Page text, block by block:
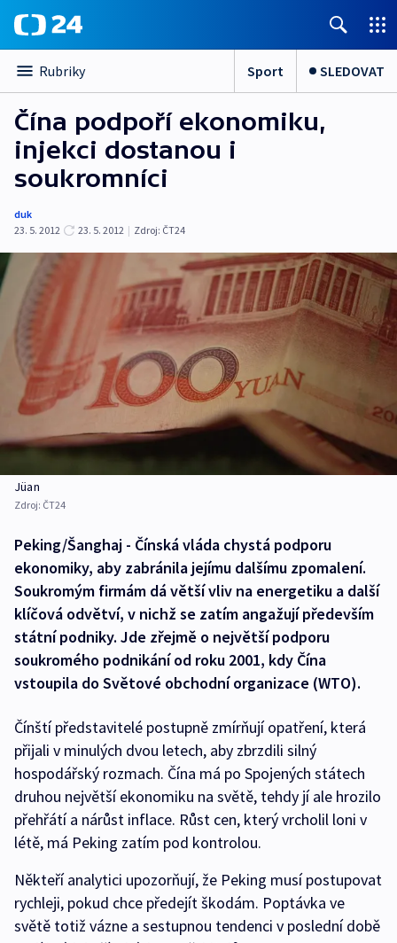
Rubriky Sport SLEDOVAT
Čína podpoří ekonomiku,
injekci dostanou i
soukromníci
duk
23. 5. 2012
23. 5. 2012 | Zdroj: ČT24
Jüan
Zdroj: ČT24
Peking/Šanghaj - Čínská vláda chystá podporu
ekonomiky, aby zabránila jejímu dalšímu zpomalení.
Soukromým firmám dá větší vliv na energetiku a další
klíčová odvětví, v nichž se zatím angažují především
státní podniky. Jde zřejmě o největší podporu
soukromého podnikání od roku 2001, kdy Čína
vstoupila do Světové obchodní organizace (WTO).
Čínští představitelé postupně zmírňují opatření, která
přijali v minulých dvou letech, aby zbrzdili silný
hospodářský rozmach. Čína má po Spojených státech
druhou největší ekonomiku na světě, tehdy jí ale hrozilo
přehřátí a nárůst inflace. Růst cen, který vrcholil loni v
létě, má Peking zatím pod kontrolou.
Někteří analytici upozorňují, že Peking musí postupovat
rychleji, pokud chce předejít škodám. Poptávka ve
světě totiž vázne a sestupnou tendenci v poslední době